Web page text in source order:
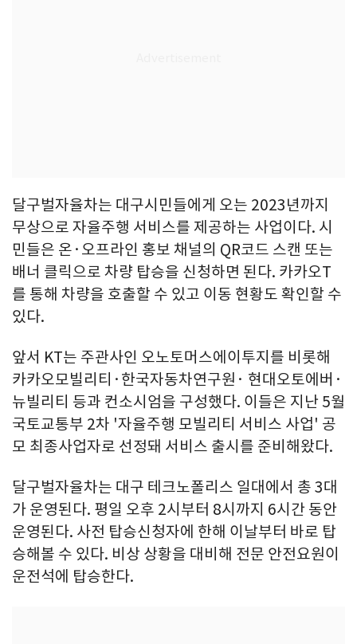
달구벌자율차는 대구시민들에게 오는 2023년까지
무상으로 자율주행 서비스를 제공하는 사업이다. 시
민들은 온·오프라인 홍보 채널의 QR코드 스캔 또는
배너 클릭으로 차량 탑승을 신청하면 된다. 카카오T
를 통해 차량을 호출할 수 있고 이동 현황도 확인할 수
있다.
앞서 KT는 주관사인 오노토머스에이투지를 비롯해
카카오모빌리티·한국자동차연구원· 현대오토에버·
뉴빌리티 등과 컨소시엄을 구성했다. 이들은 지난 5월
국토교통부 2차 '자율주행 모빌리티 서비스 사업' 공
모 최종사업자로 선정돼 서비스 출시를 준비해왔다.
달구벌자율차는 대구 테크노폴리스 일대에서 총 3대
가 운영된다. 평일 오후 2시부터 8시까지 6시간 동안
운영된다. 사전 탑승신청자에 한해 이날부터 바로 탑
승해볼 수 있다. 비상 상황을 대비해 전문 안전요원이
운전석에 탑승한다.